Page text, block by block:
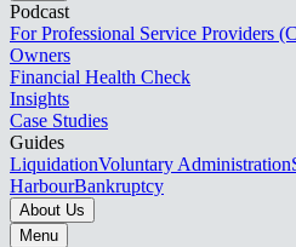
Podcast
For Professional Service Providers
Owners
Financial Health Check
Insights
Case Studies
Guides
LiquidationVoluntary Administration
HarbourBankruptcy
About Us
Menu